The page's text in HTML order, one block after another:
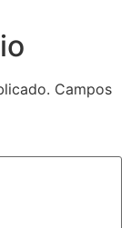
Campos